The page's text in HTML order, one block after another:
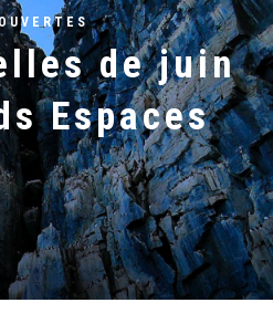
de juin
Espaces